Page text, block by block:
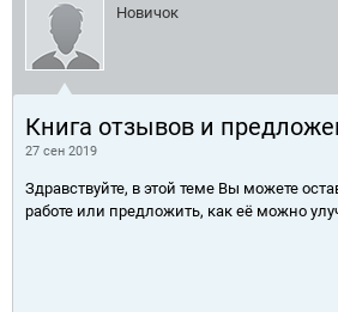
Новичок
Книга отзывов и
27 сен 2019
Здравствуйте, в этой теме Вы можете
работе или предложить, как её можно